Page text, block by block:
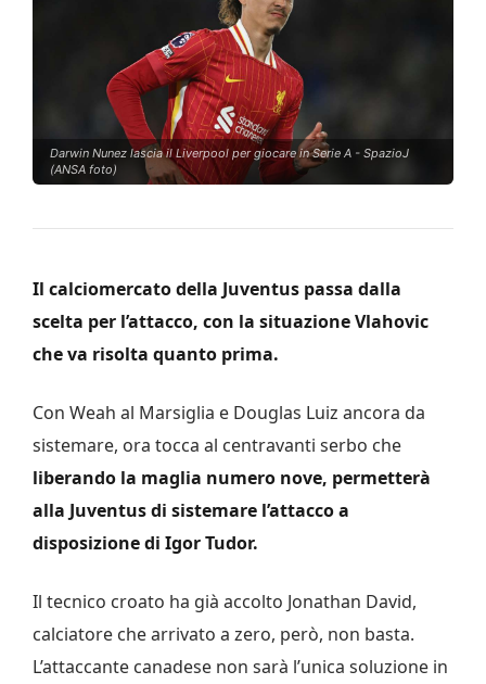
Darwin Nunez lascia il Liverpool per giocare in Serie A - SpazioJ
(ANSA foto)
Il calciomercato della Juventus passa dalla
scelta per l’attacco, con la situazione Vlahovic
che va risolta quanto prima.
Con Weah al Marsiglia e Douglas Luiz ancora da
sistemare, ora tocca al centravanti serbo che
liberando la maglia numero nove, permetterà
alla Juventus di sistemare l’attacco a
disposizione di Igor Tudor.
Il tecnico croato ha già accolto Jonathan David,
calciatore che arrivato a zero, però, non basta.
L’attaccante canadese non sarà l’unica soluzione in